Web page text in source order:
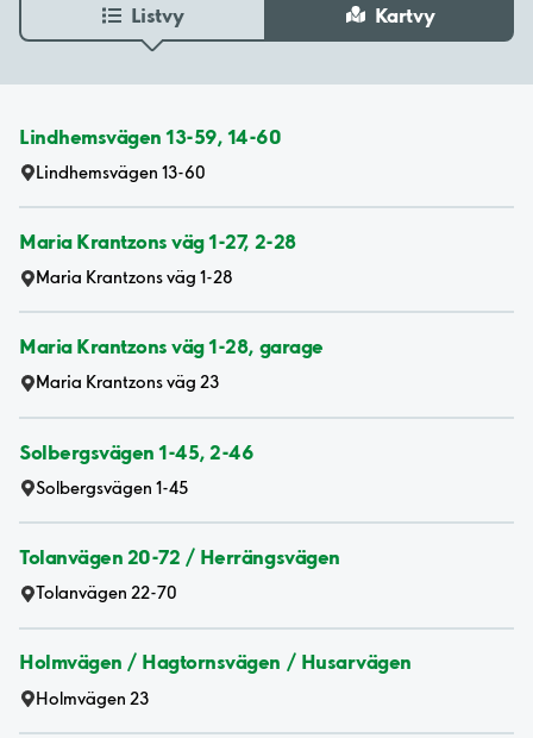
Listvy Kartvy
Lindhemsvägen 13-59, 14-60
Lindhemsvägen 13-60
Maria Krantzons väg 1-27, 2-28
Maria Krantzons väg 1-28
Maria Krantzons väg 1-28, garage
Maria Krantzons väg 23
Solbergsvägen 1-45, 2-46
Solbergsvägen 1-45
Tolanvägen 20-72 / Herrängsvägen
Tolanvägen 22-70
Holmvägen / Hagtornsvägen / Husarvägen
Holmvägen 23